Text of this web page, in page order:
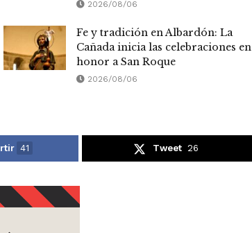
2026/08/06
Fe y tradición en Albardón: La
Cañada inicia las celebraciones en
honor a San Roque
2026/08/06
41 Tweet 26